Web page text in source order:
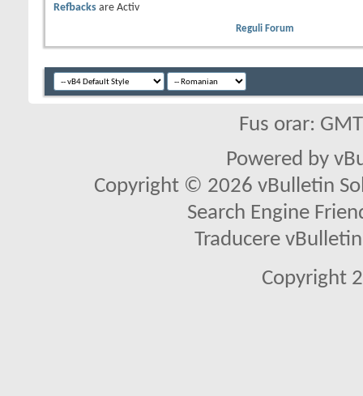
Refbacks are Activ
Reguli Forum
Fus orar:
Powered by
Copyright © 2026 vBulletin
Search Engine
Traducere
Copyright